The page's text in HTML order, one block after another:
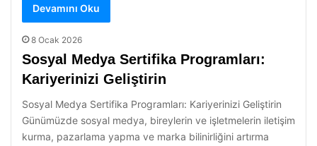
Devamını Oku
8 Ocak 2026
Sosyal Medya Sertifika Programları:
Kariyerinizi Geliştirin
Sosyal Medya Sertifika Programları: Kariyerinizi Geliştirin
Günümüzde sosyal medya, bireylerin ve işletmelerin iletişim
kurma, pazarlama yapma ve marka bilinirliğini artırma